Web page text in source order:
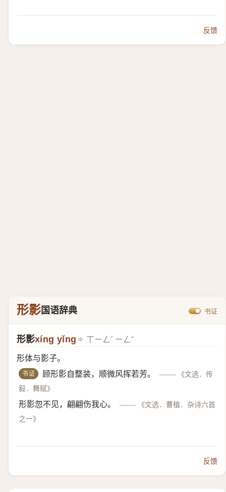
反馈
形影国语辞典 书证
形影xíng yǐng ㄒㄧㄥˊ ㄧㄥˇ
形体与影子。
书证 顾形影自整装，顺微风挥若芳。 ——
《文选．传
毅．舞赋》
形影忽不见，翩翩伤我心。 ——
《文选．曹植．杂诗六首
之一》
反馈